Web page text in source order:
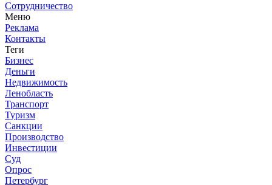
Сотрудничество
Меню
Реклама
Контакты
Теги
Бизнес
Деньги
Недвижимость
Ленобласть
Транспорт
Туризм
Санкции
Производство
Инвестиции
Суд
Опрос
Петербург